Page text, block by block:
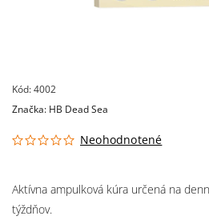
Kód:4002
Neohodnotené
Aktívna ampulková kúra určená na
týždňov.
Značka: HB Dead Sea